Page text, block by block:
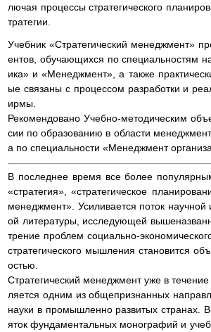
лючая процессы стратегического
тратегии.
Учебник «Стратегический менеджмент»
ентов, обучающихся по специальностям
ика» и «Менеджмент», а также
ые связаны с процессом разработки и
ирмы.
Рекомендовано Учебно-методическим
сии по образованию в области
а по специальности «Менеджмент
В последнее время все более
«стратегия», «стратегическое
менеджмент». Усиливается поток научной
ой литературы, исследующей
трение проблем социально-
стратегического мышления становится
остью.
Стратегический менеджмент уже в течение
ляется одним из общепризнанных
науки в промышленно развитых странах.
яток фундаментальных монографий и